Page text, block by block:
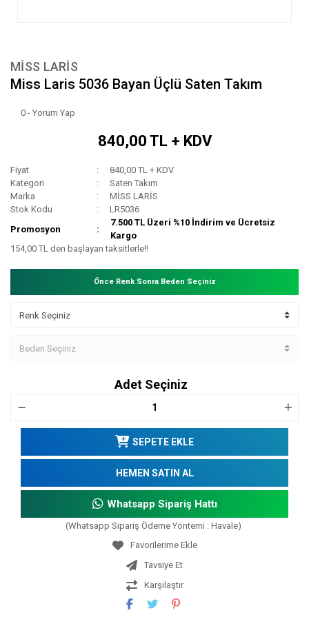
MİSS LARİS
Miss Laris 5036 Bayan Üçlü Saten Takım
0 - Yorum Yap
840,00 TL + KDV
Fiyat
840,00 TL + KDV
Kategori
Saten Takım
Marka
MİSS LARİS
Stok Kodu
LR5036
Promosyon
7.500 TL Üzeri %10 İndirim ve Ücretsiz
Kargo
154,00 TL den başlayan taksitlerle!!
Önce Renk Sonra Beden Seçiniz
Adet Seçiniz
SEPETE EKLE
HEMEN SATIN AL
Whatsapp Sipariş Hattı
(Whatsapp Sipariş Ödeme Yöntemi : Havale)
Tavsiye Et
Karşılaştır